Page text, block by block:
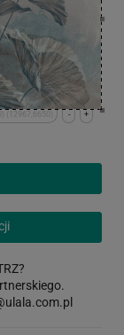
+
-
(12967,6650)